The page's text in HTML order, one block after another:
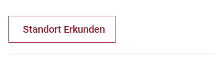
Standort Erkunden